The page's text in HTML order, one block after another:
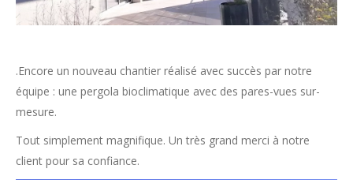
.Encore un nouveau chantier réalisé avec succès par notre
équipe : une pergola bioclimatique avec des pares-vues sur-
mesure.
Tout simplement magnifique. Un très grand merci à notre
client pour sa confiance.